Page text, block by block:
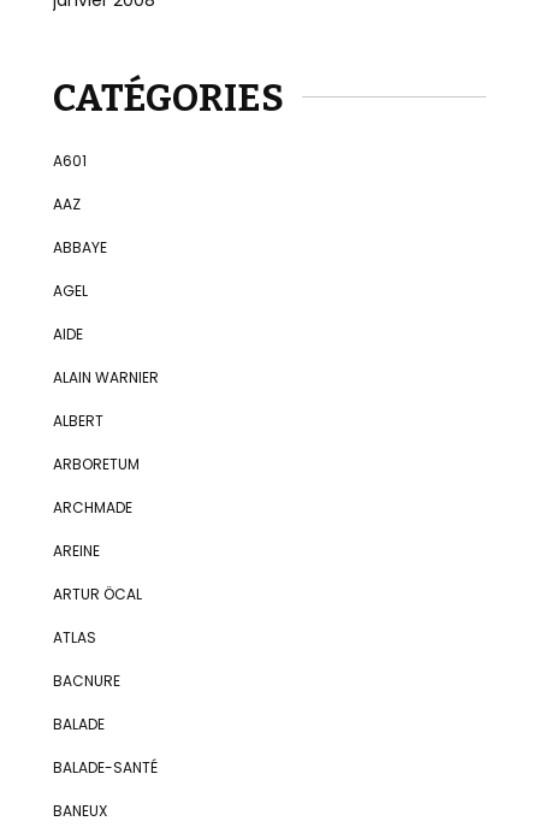
CATÉGORIES
A601
AAZ
ABBAYE
AGEL
AIDE
ALAIN WARNIER
ALBERT
ARBORETUM
ARCHMADE
AREINE
ARTUR ÖCAL
ATLAS
BACNURE
BALADE
BALADE-SANTÉ
BANEUX